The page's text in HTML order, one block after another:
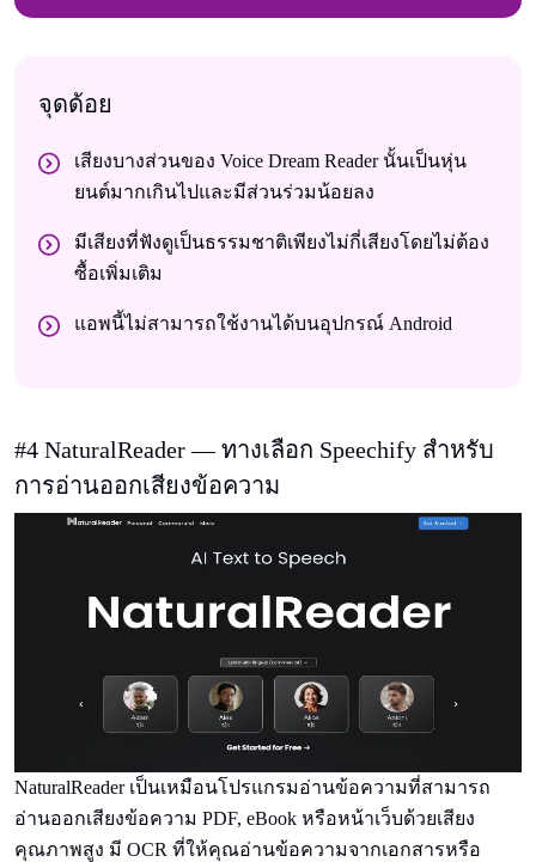
จุดด้อย
เสียงบางส่วนของ Voice Dream Reader นั้นเป็นหุ่น
ยนต์มากเกินไปและมีส่วนร่วมน้อยลง
มีเสียงที่ฟังดูเป็นธรรมชาติเพียงไม่กี่เสียงโดยไม่ต้อง
ซื้อเพิ่มเติม
แอพนี้ไม่สามารถใช้งานได้บนอุปกรณ์ Android
#4 NaturalReader — ทางเลือก Speechify สําหรับ
การอ่านออกเสียงข้อความ
NaturalReader เป็นเหมือนโปรแกรมอ่านข้อความที่สามารถ
อ่านออกเสียงข้อความ PDF, eBook หรือหน้าเว็บด้วยเสียง
คุณภาพสูง มี OCR ที่ให้คุณอ่านข้อความจากเอกสารหรือ